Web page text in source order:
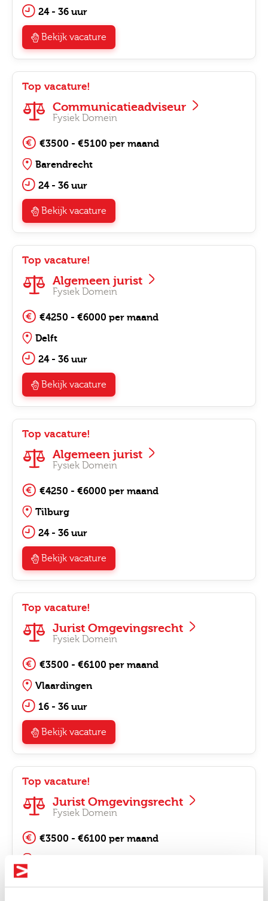
24 - 36 uur
Bekijk vacature
Communicatieadviseur
Fysiek Domein
Top vacature!
€3500 - €5100 per maand
Barendrecht
24 - 36 uur
Bekijk vacature
Algemeen jurist
Fysiek Domein
Top vacature!
€4250 - €6000 per maand
Delft
24 - 36 uur
Bekijk vacature
Algemeen jurist
Fysiek Domein
Top vacature!
€4250 - €6000 per maand
Tilburg
24 - 36 uur
Bekijk vacature
Jurist Omgevingsrecht
Fysiek Domein
Top vacature!
€3500 - €6100 per maand
Vlaardingen
16 - 36 uur
Bekijk vacature
Jurist Omgevingsrecht
Fysiek Domein
Top vacature!
€3500 - €6100 per maand